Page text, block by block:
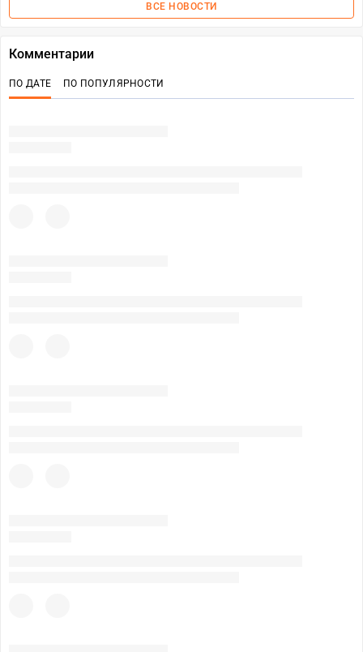
ВСЕ НОВОСТИ
Комментарии
ПО ДАТЕ ПО ПОПУЛЯРНОСТИ